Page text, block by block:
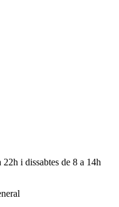
i dissabtes de 8 a 14h